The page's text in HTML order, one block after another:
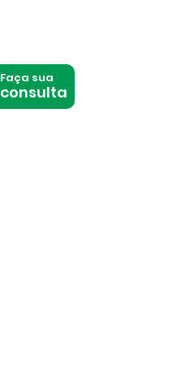
Faça sua
consulta